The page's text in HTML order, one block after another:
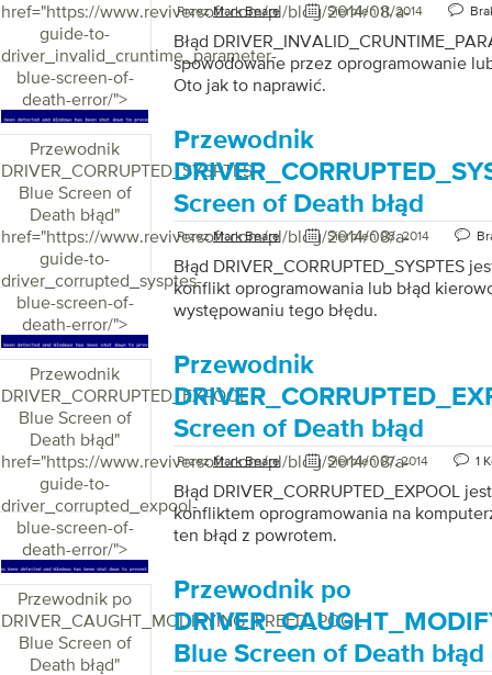
href="https://www.reviversoft.com/pl/blog/2014/08/a-
guide-to-
driver_invalid_cruntime_parameter-
blue-screen-of-
death-error/">
PrzezMark Beare Sierpień 11, 2014
Błąd
spowodowane przez oprogramowanie
Oto jak to naprawić.
Przewodnik
DRIVER_CORRUPTED_SYSPTES
Blue Screen of
Death błąd"
href="https://www.reviversoft.com/pl/blog/2014/08/a-
guide-to-
driver_corrupted_sysptes-
blue-screen-of-
death-error/">
Przewodnik
Screen of Death błąd
PrzezMark Beare Sierpień 08, 2014
Błąd DRIVER_CORRUPTED_SYSPTES
konflikt oprogramowania lub błąd
występowaniu tego błędu.
Przewodnik
DRIVER_CORRUPTED_EXPOOL
Blue Screen of
Death błąd"
href="https://www.reviversoft.com/pl/blog/2014/08/a-
guide-to-
driver_corrupted_expool-
blue-screen-of-
death-error/">
Przewodnik
Screen of Death błąd
PrzezMark Beare Sierpień 07, 2014 1
Błąd DRIVER_CORRUPTED_EXPOOL
konfliktem oprogramowania na
ten błąd z powrotem.
Przewodnik po
DRIVER_CAUGHT_MODIFYING_FREED_POOL
Blue Screen of
Death błąd"
Przewodnik po
Blue Screen of Death błąd